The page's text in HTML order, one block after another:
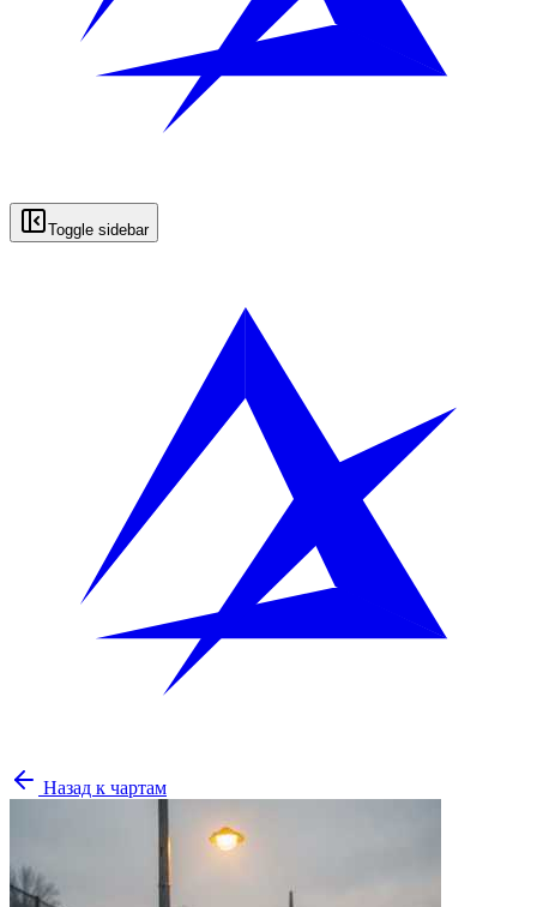
Toggle sidebar
Назад к чартам